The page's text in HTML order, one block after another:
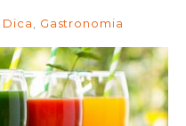
Dica Gastronomia